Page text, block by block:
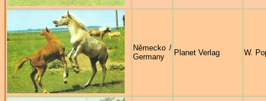
Německo /
Germany
Planet Verlag W.